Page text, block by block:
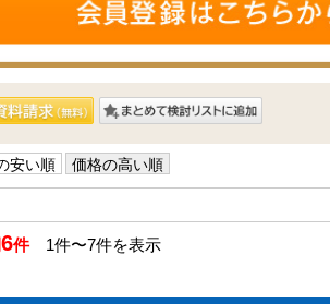
安い順 価格の高い順
6件1件〜7件を表示